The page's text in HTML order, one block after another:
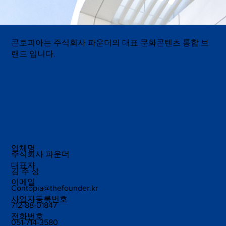
콘토피아는 주식회사 파운더의 대표 문화콘텐츠 통합 브
랜드 입니다.
업체명
주식회사 파운더
대표자
김 주 성
사업자등록번호
712-88-01847
전화번호
051-714-3580
이메일
Contopia@thefounder.kr